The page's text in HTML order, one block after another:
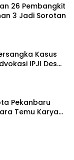
26 Pembangkit
3 Jadi Sorotan
Kasus
IPJI Desak
Pekanbaru
Temu Karya